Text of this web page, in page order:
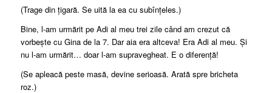
(Trage din țigară. Se uită la ea cu subînțeles.)
Bine, l-am urmărit pe Adi al meu trei zile când am crezut că
vorbește cu Gina de la 7. Dar aia era altceva! Era Adi al meu. Și
nu l-am urmărit… doar l-am supravegheat. E o diferență!
(Se apleacă peste masă, devine serioasă. Arată spre bricheta
roz.)